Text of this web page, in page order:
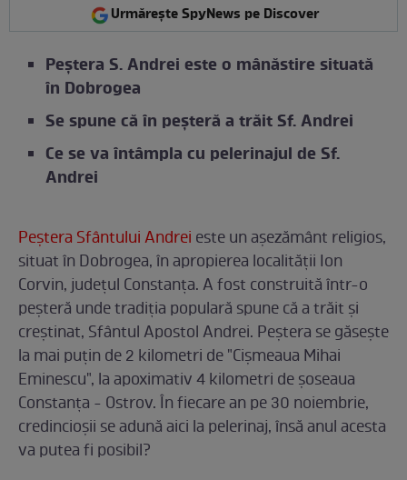
Urmărește SpyNews pe Discover
Peștera S. Andrei este o mânăstire situată
în Dobrogea
Se spune că în peșteră a trăit Sf. Andrei
Ce se va întâmpla cu pelerinajul de Sf.
Andrei
Peștera Sfântului Andrei este un așezământ religios,
situat în Dobrogea, în apropierea localității Ion
Corvin, județul Constanța. A fost construită într-o
peșteră unde tradiția populară spune că a trăit și
creștinat, Sfântul Apostol Andrei. Peștera se găsește
la mai puțin de 2 kilometri de "Cișmeaua Mihai
Eminescu", la apoximativ 4 kilometri de șoseaua
Constanța - Ostrov. În fiecare an pe 30 noiembrie,
credincioșii se adună aici la pelerinaj, însă anul acesta
va putea fi posibil?